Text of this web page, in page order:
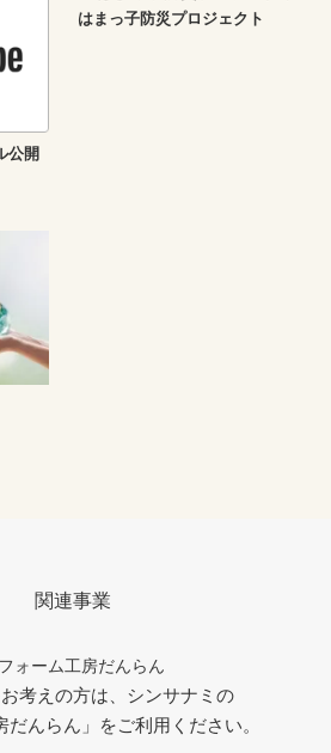
公開
はまっ子防災プロジェクト
考えの方は、シンサナミの
だんらん」をご利用ください。